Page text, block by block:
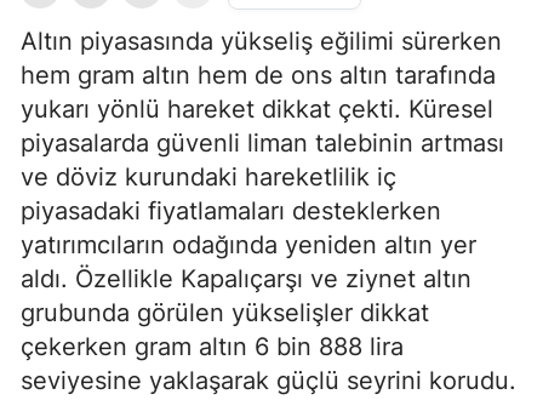
Altın piyasasında yükseliş eğilimi sürerken
hem gram altın hem de ons altın tarafında
yukarı yönlü hareket dikkat çekti. Küresel
piyasalarda güvenli liman talebinin artması
ve döviz kurundaki hareketlilik iç
piyasadaki fiyatlamaları desteklerken
yatırımcıların odağında yeniden altın yer
aldı. Özellikle Kapalıçarşı ve ziynet altın
grubunda görülen yükselişler dikkat
çekerken gram altın 6 bin 888 lira
seviyesine yaklaşarak güçlü seyrini korudu.